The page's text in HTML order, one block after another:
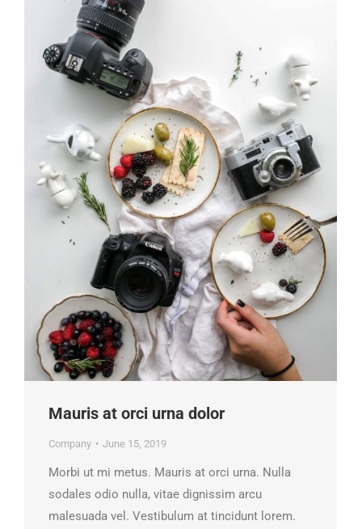
Mauris at orci urna dolor
Company June 15, 2019
Morbi ut mi metus. Mauris at orci urna. Nulla
sodales odio nulla, vitae dignissim arcu
malesuada vel. Vestibulum at tincidunt lorem.